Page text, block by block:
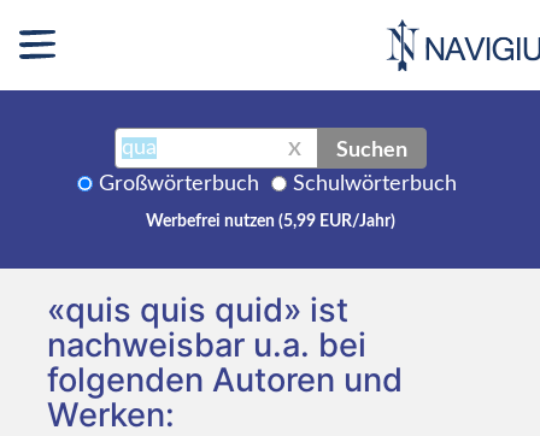
X Suchen
Großwörterbuch Schulwörterbuch
Werbefrei nutzen (5,99 EUR/Jahr)
«quis quis quid» ist
nachweisbar u.a. bei
folgenden Autoren und
Werken: